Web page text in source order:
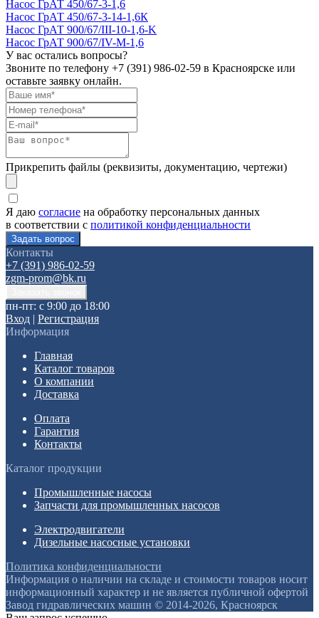
Насос ГрАТ 450/67-3-1,6
Насос ГрАТ 450/67-3-14-1,6К
Насос ГрАТ 900/67/III-10-1,6-K
Насос ГрАТ 900/67/IV-М-1,6
У вас остались вопросы?
Звоните по телефону +7 (391) 986-02-59 в Красноярске или
оставьте заявку онлайн.
Прикрепить файлы (реквизиты, документацию, чертежи)
Я даю согласие на обработку персональных данных
в соответствии с политикой конфиденциальности
Контакты
+7 (391) 986-02-59
zgm-prom@bk.ru
пн-пт: с 9:00 до 18:00
Вход | Регистрация
Информация
Главная
Каталог товаров
О компании
Доставка
Оплата
Гарантия
Контакты
Каталог продукции
Промышленные насосы
Запчасти для промышленных насосов
Электродвигатели
Дизельные насосные установки
Политика конфиденциальности
Информация о наличии на складе и стоимости товаров носит
информационный характер и не является публичной офертой
Завод гидравлических машин © 2014-2026, Красноярск